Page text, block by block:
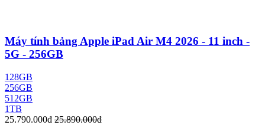
Máy tính bảng Apple iPad Air M4 2026 - 11 inch -
5G - 256GB
128GB
256GB
512GB
1TB
25.790.000đ 25.890.000đ